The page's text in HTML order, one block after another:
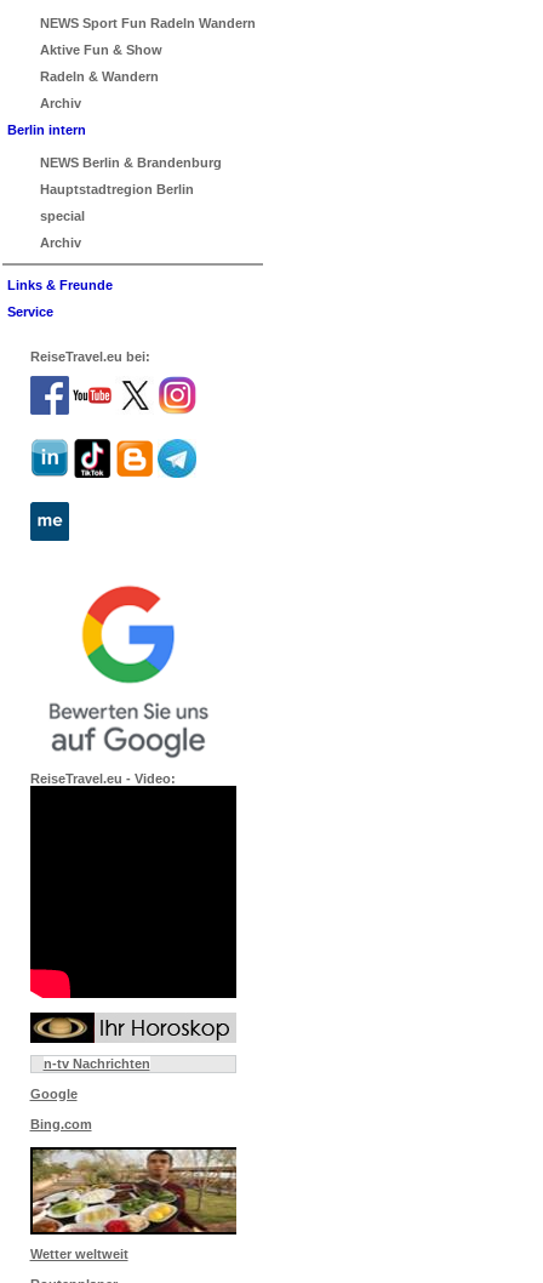
NEWS Sport Fun Radeln Wandern
Aktive Fun & Show
Radeln & Wandern
Archiv
Berlin intern
NEWS Berlin & Brandenburg
Hauptstadtregion Berlin
special
Archiv
Links & Freunde
Service
ReiseTravel.eu bei:
ReiseTravel.eu - Video:
n-tv Nachrichten
Google
Bing.com
Wetter weltweit